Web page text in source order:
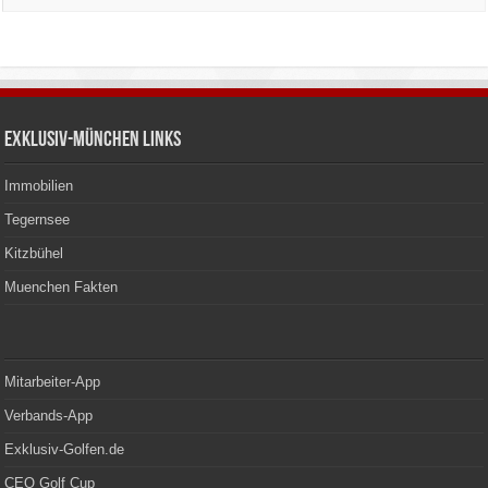
Exklusiv-München Links
Immobilien
Tegernsee
Kitzbühel
Muenchen Fakten
Mitarbeiter-App
Verbands-App
Exklusiv-Golfen.de
CEO Golf Cup